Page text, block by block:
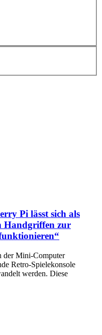
Pi lässt sich als
Handgriffen zur
der Mini-Computer
Retro-Spielekonsole
werden. Diese